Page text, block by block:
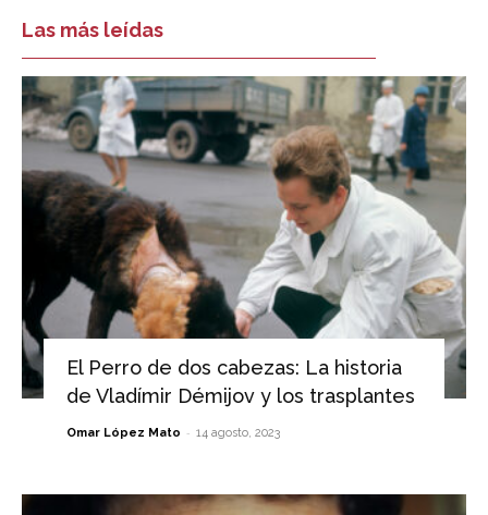
Las más leídas
El Perro de dos cabezas: La historia
de Vladímir Démijov y los trasplantes
Omar López Mato - 14 agosto, 2023